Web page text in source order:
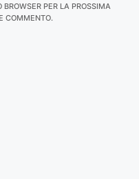
BROWSER PER LA PROSSIMA
COMMENTO.